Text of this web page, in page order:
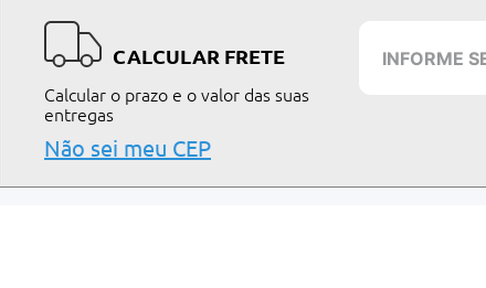
CALCULAR FRETE
Calcular o prazo e o valor das suas
entregas
Não sei meu CEP